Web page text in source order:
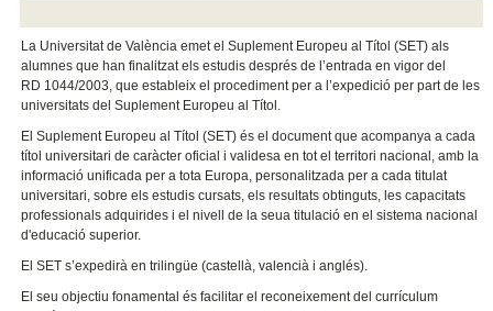
La Universitat de València emet el Suplement Europeu al Títol (SET) als
alumnes que han finalitzat els estudis després de l’entrada en vigor del
RD 1044/2003, que estableix el procediment per a l’expedició per part de les
universitats del Suplement Europeu al Títol.
El Suplement Europeu al Títol (SET) és el document que acompanya a cada
títol universitari de caràcter oficial i validesa en tot el territori nacional, amb la
informació unificada per a tota Europa, personalitzada per a cada titulat
universitari, sobre els estudis cursats, els resultats obtinguts, les capacitats
professionals adquirides i el nivell de la seua titulació en el sistema nacional
d'educació superior.
El SET s’expedirà en trilingüe (castellà, valencià i anglés).
El seu objectiu fonamental és facilitar el reconeixement del currículum